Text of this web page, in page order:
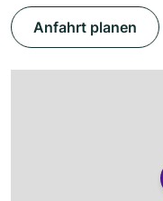
Anfahrt planen